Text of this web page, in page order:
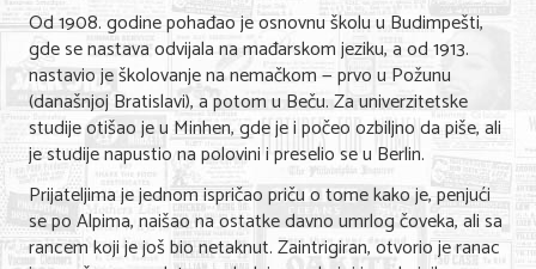
Od 1908. godine pohađao je osnovnu školu u Budimpešti,
gde se nastava odvijala na mađarskom jeziku, a od 1913.
nastavio je školovanje na nemačkom — prvo u Požunu
(današnjoj Bratislavi), a potom u Beču. Za univerzitetske
studije otišao je u Minhen, gde je i počeo ozbiljno da piše, ali
je studije napustio na polovini i preselio se u Berlin.
Prijateljima je jednom ispričao priču o tome kako je, penjući
se po Alpima, naišao na ostatke davno umrlog čoveka, ali sa
rancem koji je još bio netaknut. Zaintrigiran, otvorio je ranac